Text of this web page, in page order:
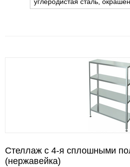
Стеллаж с 4-я сплошными
(нержавейка)